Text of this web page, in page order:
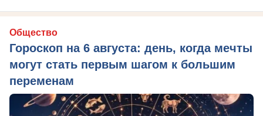
Общество
Гороскоп на 6 августа: день, когда мечты
могут стать первым шагом к большим
переменам